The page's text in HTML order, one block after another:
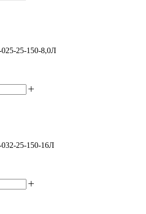
25-150-8,0Л
25-150-16Л